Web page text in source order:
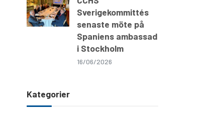
Sverigekommittés
senaste möte på
Spaniens ambassad
i Stockholm
16/06/2026
Kategorier